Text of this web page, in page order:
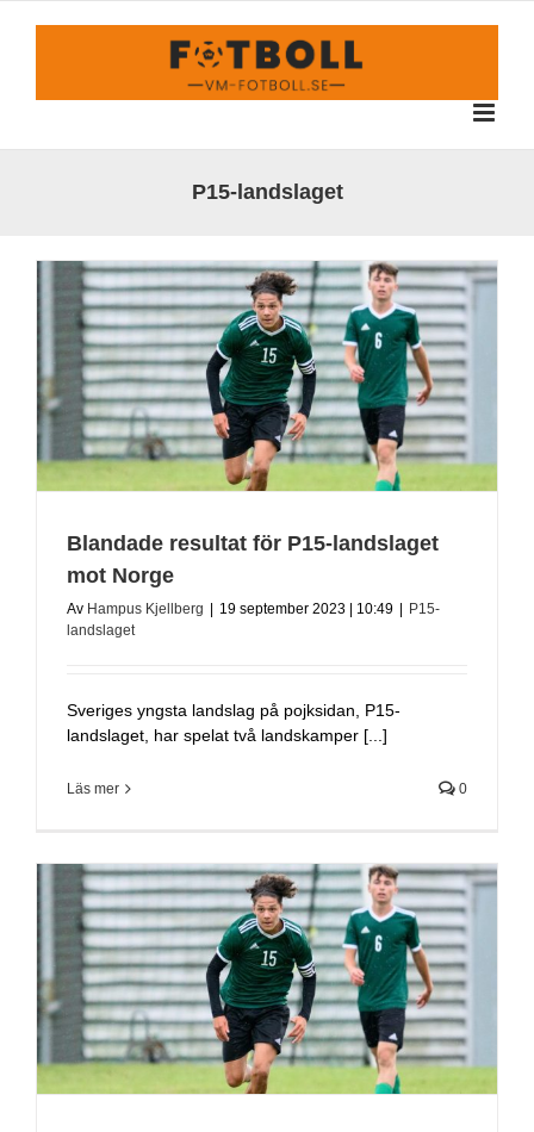
P15-landslaget
Blandade resultat för P15-landslaget
mot Norge
Av Hampus Kjellberg | 19 september 2023 | 10:49 | P15-
landslaget
Sveriges yngsta landslag på pojksidan, P15-
landslaget, har spelat två landskamper [...]
Läs mer 0